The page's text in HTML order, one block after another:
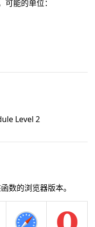
能的单位：
Level 2
数的浏览器版本。